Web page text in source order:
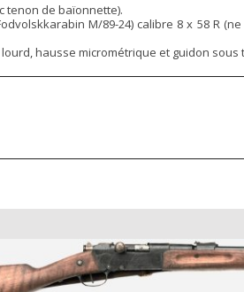
tenon de baïonnette).
M/89-24) calibre 8 x 58 R
hausse micrométrique et guidon sous